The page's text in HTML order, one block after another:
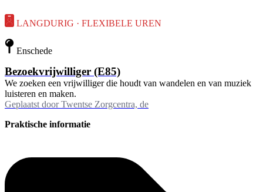
LANGDURIG · FLEXIBELE UREN
Enschede
Bezoekvrijwilliger (E85)
We zoeken een vrijwilliger die houdt van wandelen en van muziek
luisteren en maken.
Geplaatst door Twentse Zorgcentra, de
Praktische informatie